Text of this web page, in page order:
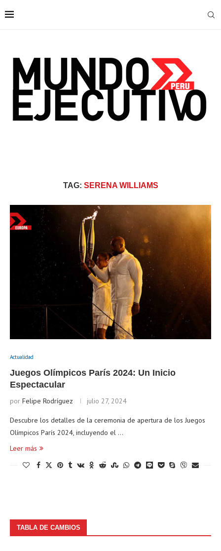
TAG: SERENA WILLIAMS
Actualidad
Juegos Olímpicos París 2024: Un Inicio
Espectacular
por Felipe Rodríguez julio 27, 2024
Descubre los detalles de la ceremonia de apertura de los Juegos
Olímpicos París 2024, incluyendo el …
Leer más
TABLA DE CAMBIOS